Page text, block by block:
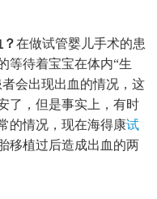
在做试管婴儿手术的患
等待着宝宝在体内“生
会出现出血的情况，这
了，但是事实上，有时
的情况，现在海得康试
移植过后造成出血的两